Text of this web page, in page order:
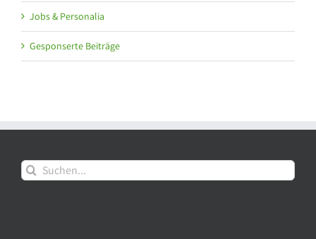
Jobs & Personalia
Gesponserte Beiträge
Suche
nach: